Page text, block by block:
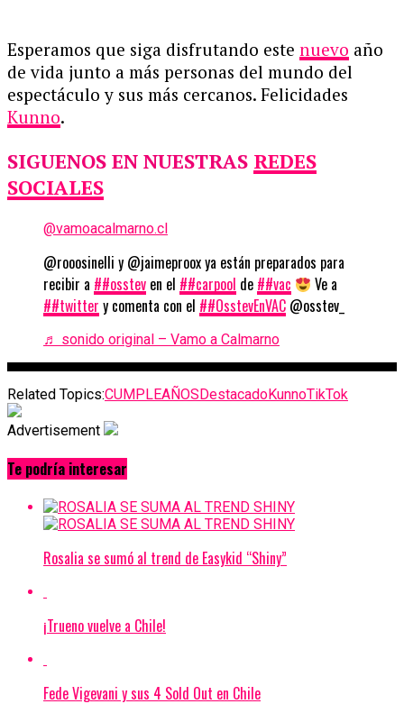
Esperamos que siga disfrutando este nuevo año
de vida junto a más personas del mundo del
espectáculo y sus más cercanos. Felicidades
Kunno.
SIGUENOS EN NUESTRAS REDES
SOCIALES
@vamoacalmarno.cl
@rooosinelli y @jaimeproox ya están preparados para
recibir a ##osstev en el ##carpool de ##vac
Ve a
##twitter y comenta con el ##OsstevEnVAC @osstev_
♬ sonido original – Vamo a Calmarno
Related Topics:CUMPLEAÑOSDestacadoKunnoTikTok
Advertisement
Te podría interesar
Rosalia se sumó al trend de Easykid “Shiny”
¡Trueno vuelve a Chile!
Fede Vigevani y sus 4 Sold Out en Chile